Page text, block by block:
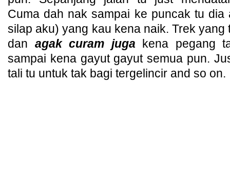
Cuma dah nak sampai ke puncak tu
silap aku) yang kau kena naik. Trek yang
dan agak curam juga kena pegang
sampai kena gayut gayut semua pun.
tali tu untuk tak bagi tergelincir and so on.